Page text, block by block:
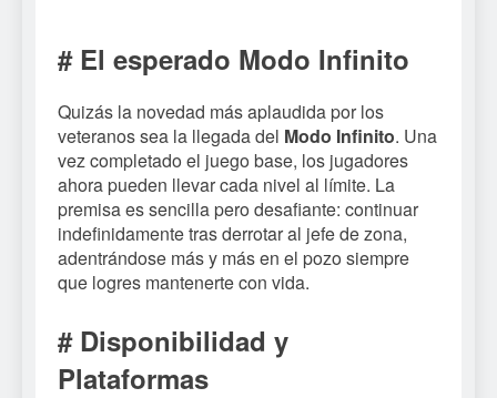
# El esperado Modo Infinito
Quizás la novedad más aplaudida por los
veteranos sea la llegada del Modo Infinito. Una
vez completado el juego base, los jugadores
ahora pueden llevar cada nivel al límite. La
premisa es sencilla pero desafiante: continuar
indefinidamente tras derrotar al jefe de zona,
adentrándose más y más en el pozo siempre
que logres mantenerte con vida.
# Disponibilidad y
Plataformas